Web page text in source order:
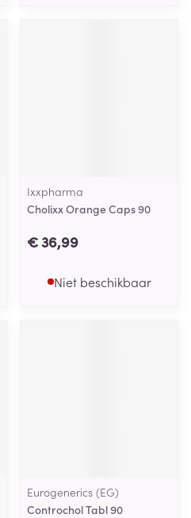
Ixxpharma
Cholixx Orange Caps 90
€ 36,99
Niet beschikbaar
Eurogenerics (EG)
Controchol Tabl 90